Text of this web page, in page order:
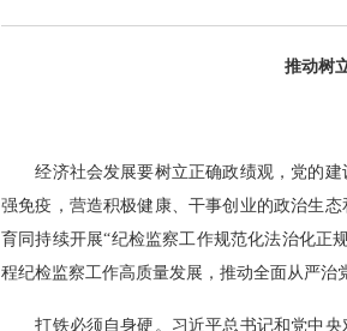
推动树
经济社会发展要树立正确政绩观，党的建
强免疫，营造积极健康、干事创业的政治生
育同持续开展“纪检监察工作规范化法治化正
程纪检监察工作高质量发展，推动全面从严治
打铁必须自身硬。习近平总书记和党中央